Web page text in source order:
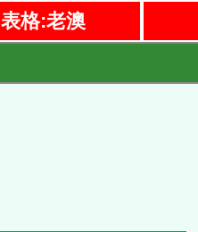
表格:老澳